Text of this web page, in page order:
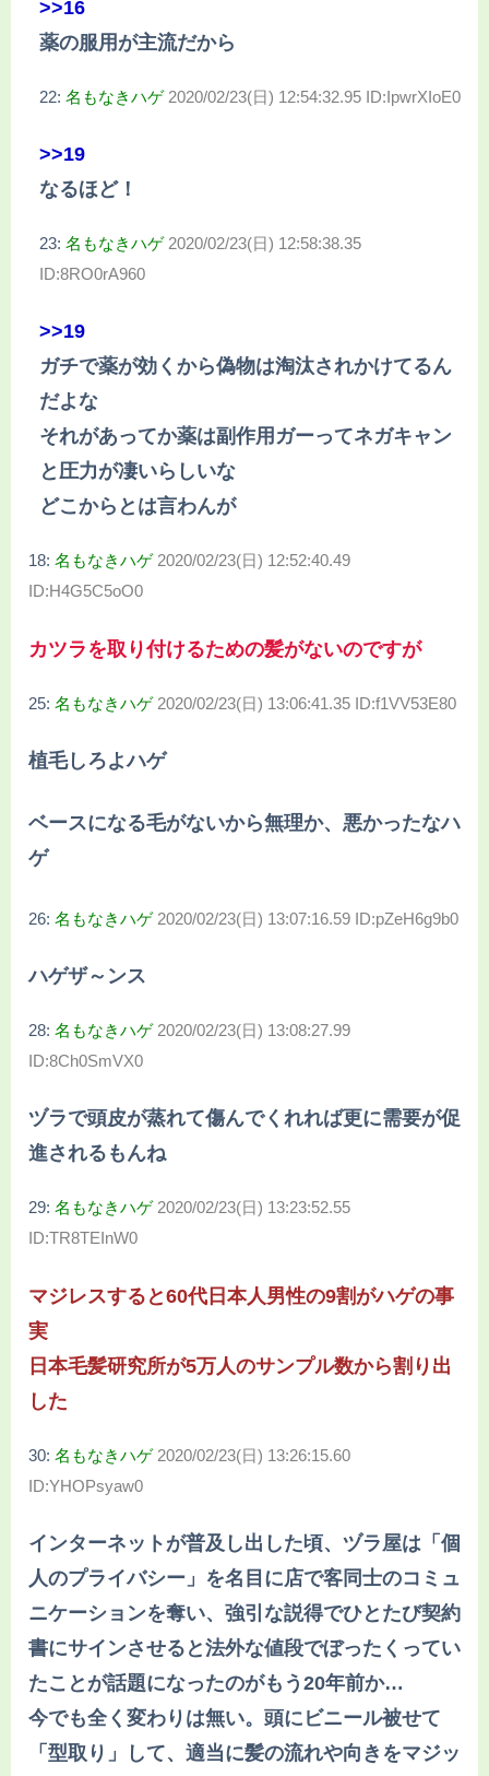
>>16
薬の服用が主流だから
22: 名もなきハゲ 2020/02/23(日) 12:54:32.95 ID:IpwrXIoE0
>>19
なるほど！
23: 名もなきハゲ 2020/02/23(日) 12:58:38.35
ID:8RO0rA960
>>19
ガチで薬が効くから偽物は淘汰されかけてるん
だよな
それがあってか薬は副作用ガーってネガキャン
と圧力が凄いらしいな
どこからとは言わんが
18: 名もなきハゲ 2020/02/23(日) 12:52:40.49
ID:H4G5C5oO0
カツラを取り付けるための髪がないのですが
25: 名もなきハゲ 2020/02/23(日) 13:06:41.35 ID:f1VV53E80
植毛しろよハゲ
ベースになる毛がないから無理か、悪かったなハ
ゲ
26: 名もなきハゲ 2020/02/23(日) 13:07:16.59 ID:pZeH6g9b0
ハゲザ～ンス
28: 名もなきハゲ 2020/02/23(日) 13:08:27.99
ID:8Ch0SmVX0
ヅラで頭皮が蒸れて傷んでくれれば更に需要が促
進されるもんね
29: 名もなきハゲ 2020/02/23(日) 13:23:52.55
ID:TR8TEInW0
マジレスすると60代日本人男性の9割がハゲの事
実
日本毛髪研究所が5万人のサンプル数から割り出
した
30: 名もなきハゲ 2020/02/23(日) 13:26:15.60
ID:YHOPsyaw0
インターネットが普及し出した頃、ヅラ屋は「個
人のプライバシー」を名目に店で客同士のコミュ
ニケーションを奪い、強引な説得でひとたび契約
書にサインさせると法外な値段でぼったくってい
たことが話題になったのがもう20年前か…
今でも全く変わりは無い。頭にビニール被せて
「型取り」して、適当に髪の流れや向きをマジッ